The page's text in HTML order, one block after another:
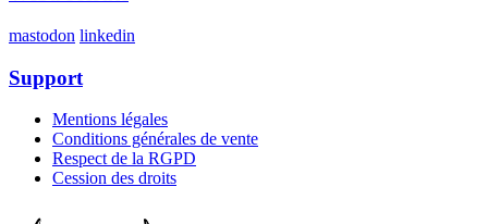
mastodon linkedin
Support
Mentions légales
Conditions générales de vente
Respect de la RGPD
Cession des droits